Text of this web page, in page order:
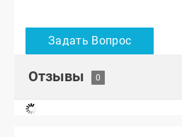
Отзывы